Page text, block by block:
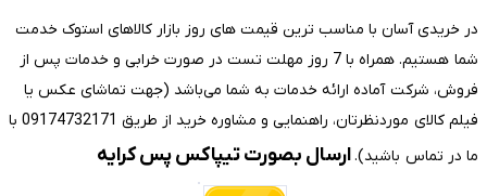
در خریدی آسان با مناسب ترین قیمت های روز بازار کالاهای استوک خدمت
شما هستیم. همراه با 7 روز مهلت تست در صورت خرابی و خدمات پس از
فروش، شرکت آماده ارائه خدمات به شما می‌باشد (جهت تماشای عکس یا
فیلم کالای موردنظرتان، راهنمایی و مشاوره خرید از طریق 09174732171 با
ما در تماس باشید).ارسال بصورت تیپاکس پس کرایه